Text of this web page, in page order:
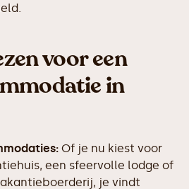
voor een
in
Of je nu kiest voor
een sfeervolle lodge of
je vindt